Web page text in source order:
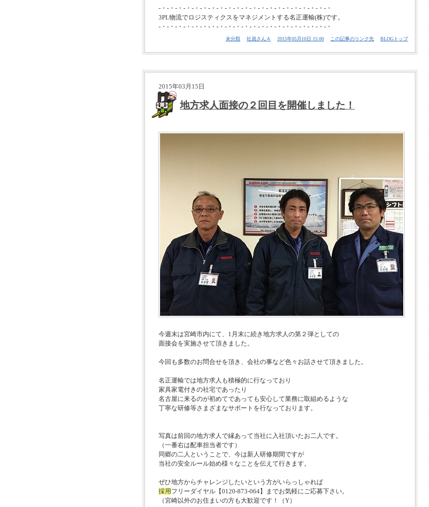
-・-・-・-・-・-・-・-・-・-・-・-・-・-・-・-・-・-・-・-・-・
3PL物流でロジスティクスをマネジメントする名正運輸(株)です。
-・-・-・-・-・-・-・-・-・-・-・-・-・-・-・-・-・-・-・-・-・
未分類 社員さんＡ 2015年05月10日 15:00 この記事のリンク先 BLOGトップ
2015年03月15日
地方求人面接の２回目を開催しました！
今週末は宮崎市内にて、1月末に続き地方求人の第２弾としての
面接会を実施させて頂きました。
今回も多数のお問合せを頂き、会社の事など色々お話させて頂きました。
名正運輸では地方求人も積極的に行なっており
家具家電付きの社宅であったり
名古屋に来るのが初めてであっても安心して業務に取組めるような
丁寧な研修等さまざまなサポートを行なっております。
写真は前回の地方求人で縁あって当社に入社頂いたお二人です。
（一番右は配車担当者です）
同郷の二人ということで、今は新人研修期間ですが
当社の安全ルール始め様々なことを伝えて行きます。
ぜひ地方からチャレンジしたいという方がいらっしゃれば
採用フリーダイヤル【0120-873-064】までお気軽にご応募下さい。
（宮崎以外のお住まいの方も大歓迎です！（Y）